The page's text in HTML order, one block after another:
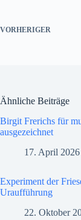
VORHERIGER
Ähnliche Beiträge
Birgit Frerichs für
ausgezeichnet
17. April 2026
Experiment der
Uraufführung
22. Oktober